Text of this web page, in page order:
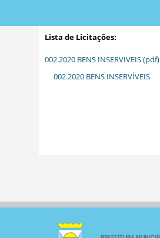
Lista de Licitações:
002.2020 BENS INSERVIVEIS (pdf)
002.2020 BENS INSERVÍVEIS